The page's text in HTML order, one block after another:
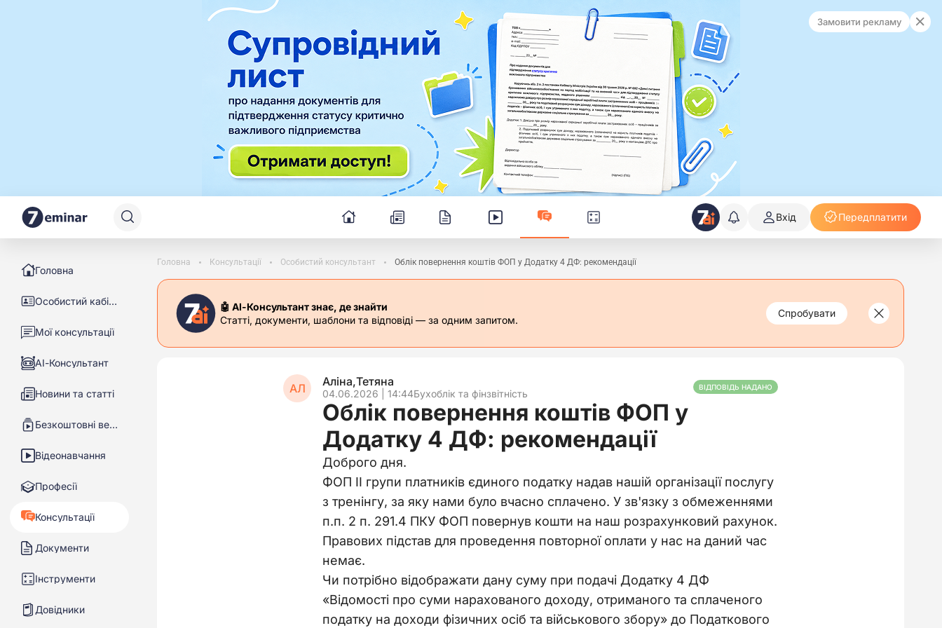
Замовити рекламу
Вхід Передплатити
Головна
Особистий кабінет
Мої консультації
АІ-Консультант
Новини та статті
Безкоштовні вебінари
Відеонавчання
Професії
Консультації
Документи
Інструменти
Довідники
Головна Консультації Особистий консультант Облік повернення коштів ФОП у Додатку 4 ДФ: рекомендації
🤖 АІ-Консультант знає, де знайти
Статті, документи, шаблони та відповіді — за одним запитом.
Спробувати
АЛ Аліна,Тетяна
04.06.2026 | 14:44Бухоблік та фінзвітність
ВІДПОВІДЬ НАДАНО
Облік повернення коштів ФОП у
Додатку 4 ДФ: рекомендації
Доброго дня.
ФОП ІІ групи платників єдиного податку надав нашій організації послугу
з тренінгу, за яку нами було вчасно сплачено. У зв'язку з обмеженнями
п.п. 2 п. 291.4 ПКУ ФОП повернув кошти на наш розрахунковий рахунок.
Правових підстав для проведення повторної оплати у нас на даний час
немає.
Чи потрібно відображати дану суму при подачі Додатку 4 ДФ
«Відомості про суми нарахованого доходу, отриманого та сплаченого
податку на доходи фізичних осіб та військового збору» до Податкового